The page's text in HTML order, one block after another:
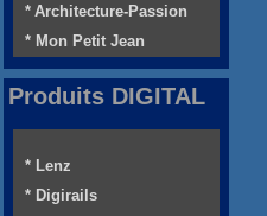
* Architecture-Passion
* Mon Petit Jean
Produits DIGITAL
* Lenz
* Digirails